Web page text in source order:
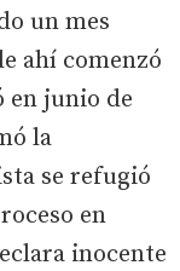
un mes
ahí comenzó
en junio de
la
se refugió
en
inocente